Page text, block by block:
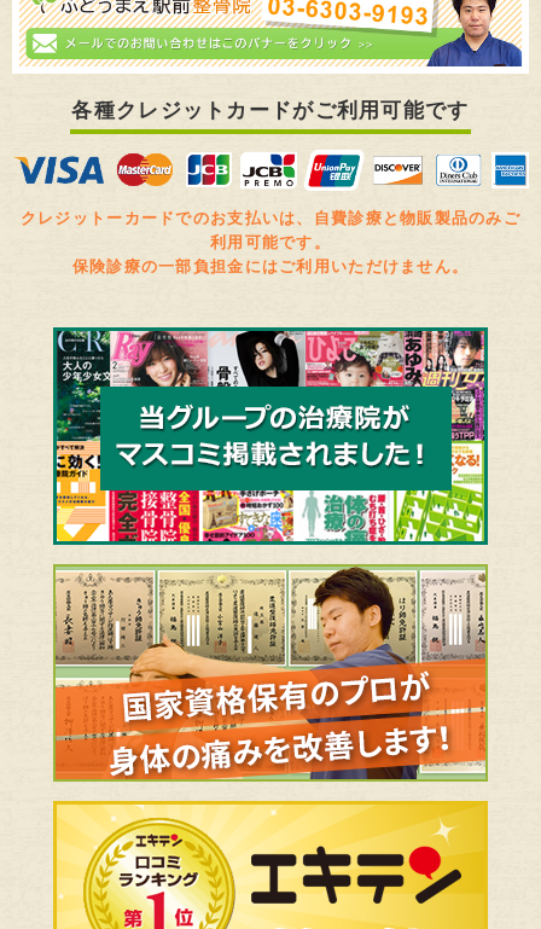
各種クレジットカードがご利用可能です
クレジットーカードでのお支払いは、自費診療と物販製品のみご
利用可能です。
保険診療の一部負担金にはご利用いただけません。